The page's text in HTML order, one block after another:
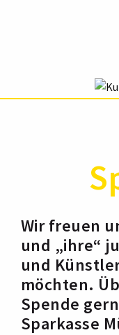
Wir freuen
und „ihre“
und
möchten.
Spende
Sparkasse